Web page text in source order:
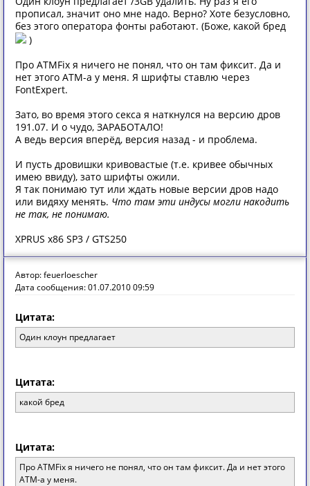
прописал, значит оно мне надо. Верно? Хоте безусловно,
без этого оператора фонты работают. (Боже, какой бред
)
Про ATMFix я ничего не понял, что он там фиксит. Да и
нет этого АТМ-а у меня. Я шрифты ставлю через
FontExpert.
Зато, во время этого секса я наткнулся на версию дров
191.07. И о чудо, ЗАРАБОТАЛО!
А ведь версия вперёд, версия назад - и проблема.
И пусть дровишки кривовастые (т.е. кривее обычных
имею ввиду), зато шрифты ожили.
Я так понимаю тут или ждать новые версии дров надо
или видяху менять. Что там эти индусы могли накодить
не так, не понимаю.
XPRUS x86 SP3 / GTS250
Автор: feuerloescher
Дата сообщения: 01.07.2010 09:59
Цитата:
Один клоун предлагает
Цитата:
какой бред
Цитата:
Про ATMFix я ничего не понял, что он там фиксит. Да и нет этого
АТМ-а у меня.